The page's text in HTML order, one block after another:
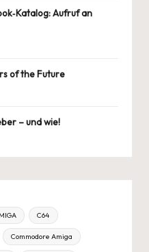
Aufruf an
of the Future
– und wie!
C64
Commodore Amiga